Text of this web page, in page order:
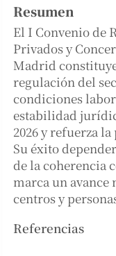
Resumen
El I Convenio de
Privados y
Madrid
regulación del
condiciones
estabilidad
2026 y refuerza
Su éxito
de la coherencia
marca un avance
centros y
Referencias